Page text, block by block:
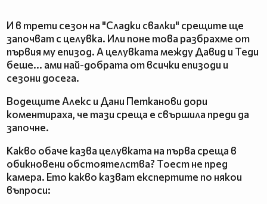
И в трети сезон на "Сладки свалки" срещите ще
започват с целувка. Или поне това разбрахме от
първия му епизод. А целувката между Давид и Теди
беше... ами най-добрата от всички епизоди и
сезони досега.
Водещите Алекс и Дани Петканови дори
коментираха, че тази среща е свършила преди да
започне.
Какво обаче казва целувката на първа среща в
обикновени обстоятелства? Тоест не пред
камера. Ето какво казват експертите по някои
въпроси: